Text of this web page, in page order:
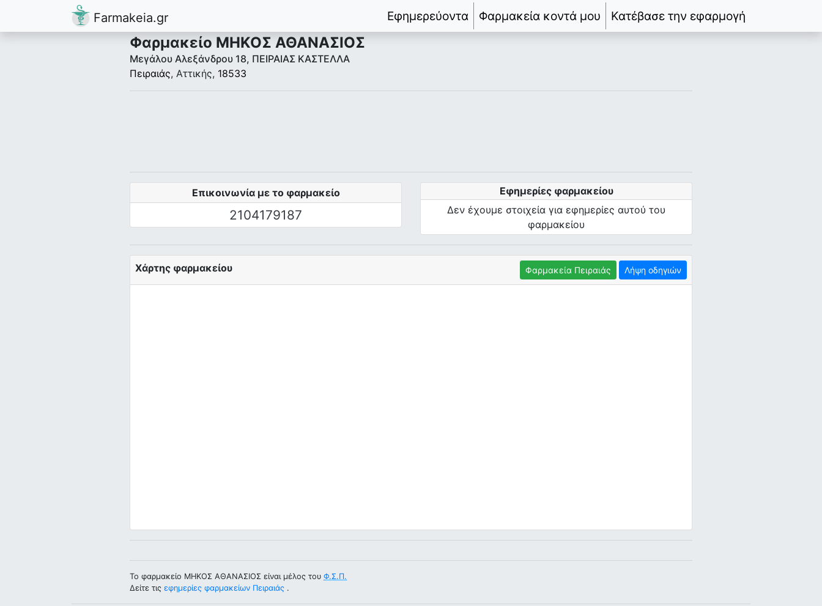
Farmakeia.gr Εφημερεύοντα Φαρμακεία κοντά μου Κατέβασε την εφαρμογή
Φαρμακείο ΜΗΚΟΣ ΑΘΑΝΑΣΙΟΣ
Μεγάλου Αλεξάνδρου 18, ΠΕΙΡΑΙΑΣ ΚΑΣΤΕΛΛΑ
Πειραιάς, Αττικής, 18533
Επικοινωνία με το φαρμακείο
2104179187
Εφημερίες φαρμακείου
Δεν έχουμε στοιχεία για εφημερίες αυτού του
φαρμακείου
Χάρτης φαρμακείου Φαρμακεία Πειραιάς Λήψη οδηγιών
Το φαρμακείο ΜΗΚΟΣ ΑΘΑΝΑΣΙΟΣ είναι μέλος του Φ.Σ.Π.
Δείτε τις εφημερίες φαρμακείων Πειραιάς .